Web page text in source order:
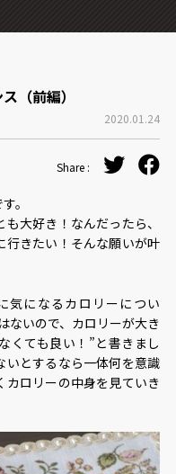
（前編）
2020.01.24
Share :
。
大好き！なんだったら、
行きたい！そんな願いが叶
気になるカロリーについ
ないので、カロリーが大き
くても良い！”と書きまし
いとするなら一体何を意識
カロリーの中身を見ていき